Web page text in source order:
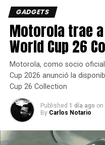
GADGETS
Motorola trae a
World Cup 26
Motorola, como socio
Cup 2026 anunció la
Cup 26 Collection
Published 1 día ago on
By Carlos Notario